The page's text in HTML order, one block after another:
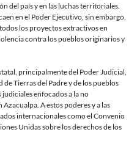
del país y en las luchas territoriales.
en el Poder Ejecutivo, sin embargo,
los proyectos extractivos en
contra los pueblos originarios y
principalmente del Poder Judicial,
Tierras del Padre y de los pueblos
enfocados a la no
A estos poderes y a las
internacionales como el Convenio
Unidas sobre los derechos de los